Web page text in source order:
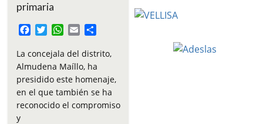
primaria
c
e
b
o
k
i
t
t
e
r
W
a
t
s
A
p
p
a
i
l
m
p
a
r
i
La concejala del distrito,
Almudena Maíllo, ha
presidido este homenaje,
en el que también se ha
reconocido el compromiso
y